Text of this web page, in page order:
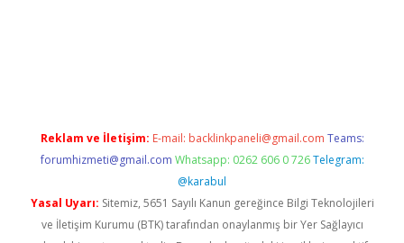
Reklam ve İletişim: E-mail: backlinkpaneli@gmail.com Teams:
forumhizmeti@gmail.com Whatsapp: 0262 606 0 726 Telegram:
@karabul
Yasal Uyarı: Sitemiz, 5651 Sayılı Kanun gereğince Bilgi Teknolojileri
ve İletişim Kurumu (BTK) tarafından onaylanmış bir Yer Sağlayıcı